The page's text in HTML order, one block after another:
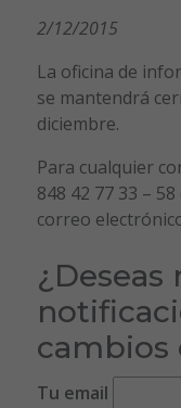
2/12/2015
La oficina de
se mantendrá
diciembre.
Para cualquier
848 42 77 33 –
correo
¿Deseas
cambios
Tu email